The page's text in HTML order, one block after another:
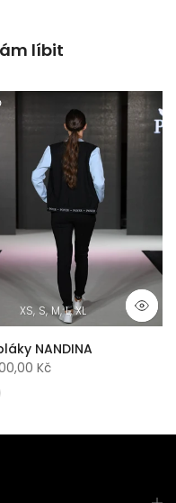
líbit
XS S M L XL
NANDINA
Kč